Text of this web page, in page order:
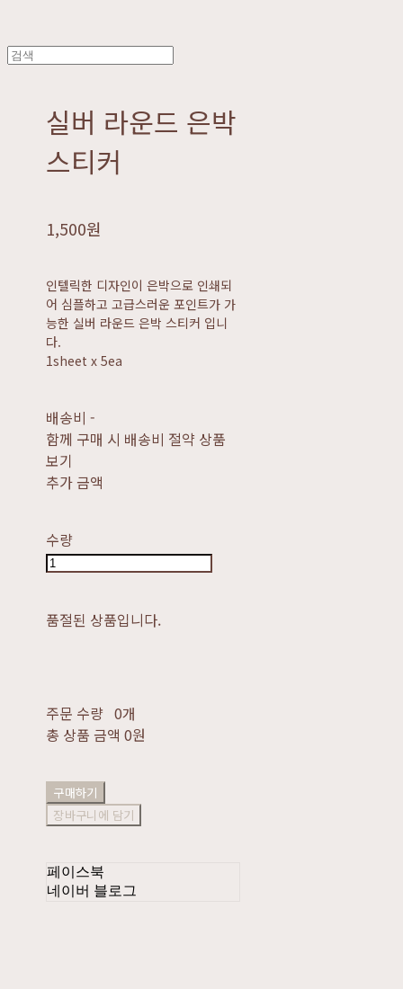
실버 라운드 은박
스티커
1,500원
인텔릭한 디자인이 은박으로 인쇄되
어 심플하고 고급스러운 포인트가 가
능한 실버 라운드 은박 스티커 입니
다.
1sheet x 5ea
배송비-
함께 구매 시 배송비 절약 상품
보기
추가 금액
수량
품절된 상품입니다.
주문 수량 0개
총 상품 금액 0원
구매하기
장바구니에 담기
페이스북
네이버 블로그